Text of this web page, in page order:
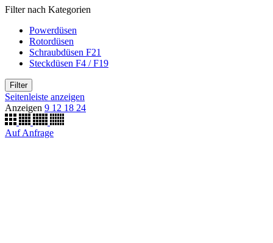
Filter nach Kategorien
Powerdüsen
Rotordüsen
Schraubdüsen F21
Steckdüsen F4 / F19
Filter
Seitenleiste anzeigen
Anzeigen 9 12 18 24
Auf Anfrage